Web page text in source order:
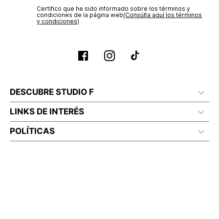
Certifico que he sido informado sobre los términos y
condiciones de la página web‎(Consúlta aquí los términos
y condiciones)
DESCUBRE STUDIO F
LINKS DE INTERÉS
POLÍTICAS